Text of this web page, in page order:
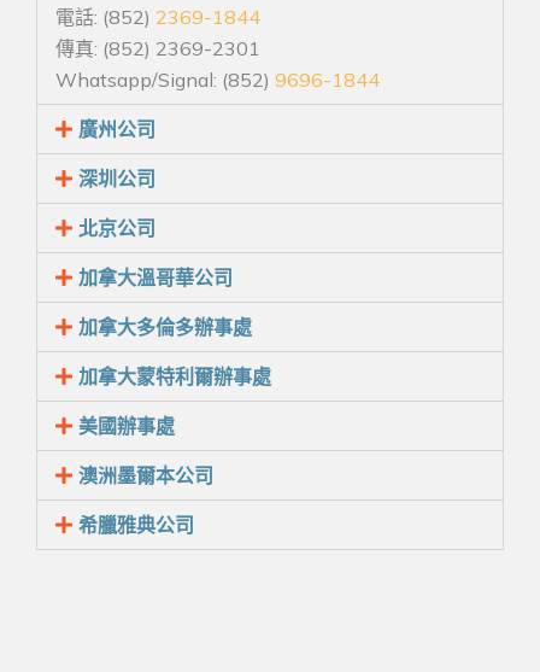
電話: (852) 2369-1844
傳真: (852) 2369-2301
Whatsapp/Signal: (852) 9696-1844
廣州公司
深圳公司
北京公司
加拿大溫哥華公司
加拿大多倫多辦事處
加拿大蒙特利爾辦事處
美國辦事處
澳洲墨爾本公司
希臘雅典公司